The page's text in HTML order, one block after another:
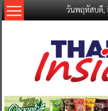
Skip
to
วันพฤหัสบดี,